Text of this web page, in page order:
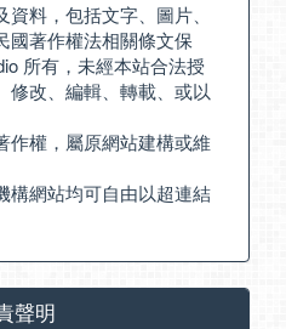
料，包括文字、圖片、
國著作權法相關條文保
所有，未經本站合法授
修改、編輯、轉載、或以
作權，屬原網站建構或維
構網站均可自由以超連結
聲明